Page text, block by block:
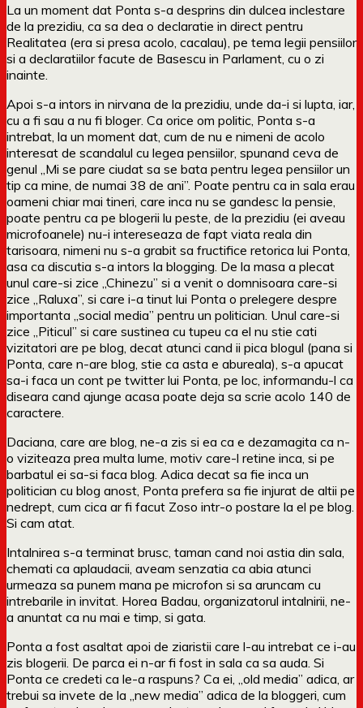
La un moment dat Ponta s-a desprins din dulcea inclestare
de la prezidiu, ca sa dea o declaratie in direct pentru
Realitatea (era si presa acolo, cacalau), pe tema legii pensiilor
si a declaratiilor facute de Basescu in Parlament, cu o zi
inainte.
Apoi s-a intors in nirvana de la prezidiu, unde da-i si lupta, iar,
cu a fi sau a nu fi bloger. Ca orice om politic, Ponta s-a
intrebat, la un moment dat, cum de nu e nimeni de acolo
interesat de scandalul cu legea pensiilor, spunand ceva de
genul „Mi se pare ciudat sa se bata pentru legea pensiilor un
tip ca mine, de numai 38 de ani”. Poate pentru ca in sala erau
oameni chiar mai tineri, care inca nu se gandesc la pensie,
poate pentru ca pe blogerii lu peste, de la prezidiu (ei aveau
microfoanele) nu-i intereseaza de fapt viata reala din
tarisoara, nimeni nu s-a grabit sa fructifice retorica lui Ponta,
asa ca discutia s-a intors la blogging. De la masa a plecat
unul care-si zice „Chinezu” si a venit o domnisoara care-si
zice „Raluxa”, si care i-a tinut lui Ponta o prelegere despre
importanta „social media” pentru un politician. Unul care-si
zice „Piticul” si care sustinea cu tupeu ca el nu stie cati
vizitatori are pe blog, decat atunci cand ii pica blogul (pana si
Ponta, care n-are blog, stie ca asta e abureala), s-a apucat
sa-i faca un cont pe twitter lui Ponta, pe loc, informandu-l ca
diseara cand ajunge acasa poate deja sa scrie acolo 140 de
caractere.
Daciana, care are blog, ne-a zis si ea ca e dezamagita ca n-
o viziteaza prea multa lume, motiv care-l retine inca, si pe
barbatul ei sa-si faca blog. Adica decat sa fie inca un
politician cu blog anost, Ponta prefera sa fie injurat de altii pe
nedrept, cum cica ar fi facut Zoso intr-o postare la el pe blog.
Si cam atat.
Intalnirea s-a terminat brusc, taman cand noi astia din sala,
chemati ca aplaudacii, aveam senzatia ca abia atunci
urmeaza sa punem mana pe microfon si sa aruncam cu
intrebarile in invitat. Horea Badau, organizatorul intalnirii, ne-
a anuntat ca nu mai e timp, si gata.
Ponta a fost asaltat apoi de ziaristii care l-au intrebat ce i-au
zis blogerii. De parca ei n-ar fi fost in sala ca sa auda. Si
Ponta ce credeti ca le-a raspuns? Ca ei, „old media” adica, ar
trebui sa invete de la „new media” adica de la bloggeri, cum